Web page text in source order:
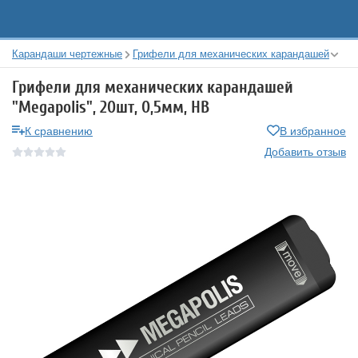
Карандаши чертежные Грифели для механических карандашей
Грифели для механических карандашей
"Megapolis", 20шт, 0,5мм, HB
К сравнению
В избранное
Добавить отзыв